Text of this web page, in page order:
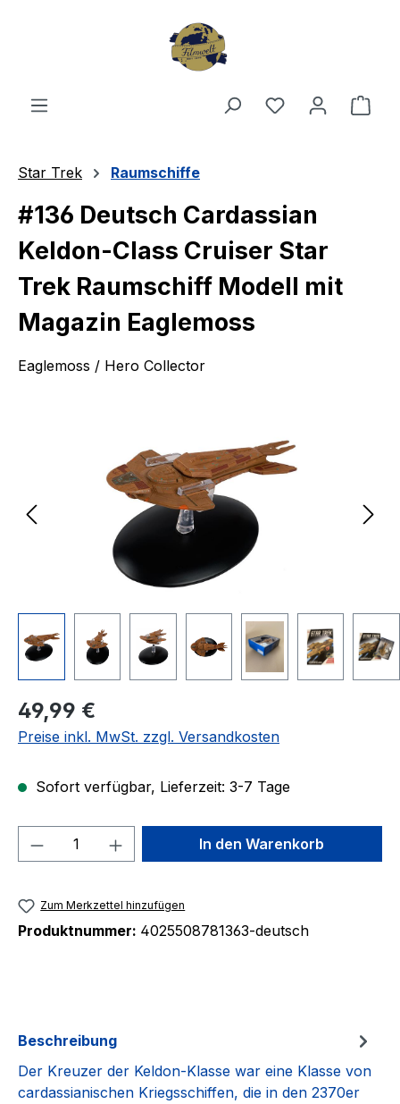
Du hast 0
Star Trek Raumschiffe
#136 Deutsch Cardassian
Keldon-Class Cruiser Star
Trek Raumschiff Modell mit
Magazin Eaglemoss
Eaglemoss / Hero Collector
Regulärer Preis:
49,99 €
Preise inkl. MwSt. zzgl. Versandkosten
Sofort verfügbar, Lieferzeit: 3-7 Tage
Produkt Anzahl: Gib denIn den Warenkorb
Zum Merkzettel hinzufügen
Produktnummer: 4025508781363-deutsch
Beschreibung
Der Kreuzer der Keldon-Klasse war eine Klasse von
cardassianischen Kriegsschiffen, die in den 2370er